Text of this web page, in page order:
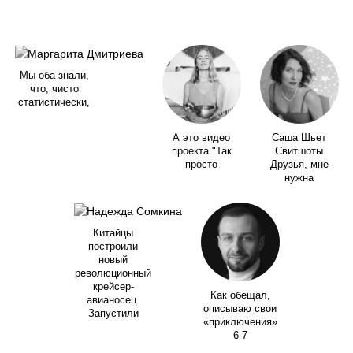
Мы оба знали,
что, чисто
статистически,
А это видео
проекта "Так
просто
Саша Шьет
Свитшоты
Друзья, мне
нужна
Китайцы
построили
новый
революционный
крейсер-
авианосец.
Запустили
Как обещал,
описываю свои
«приключения»
6-7